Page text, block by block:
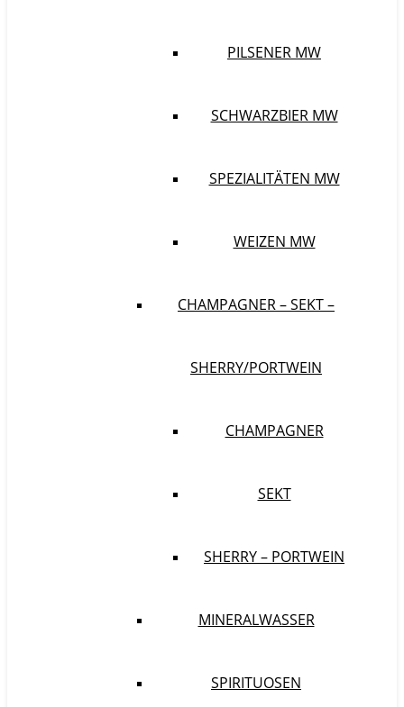
PILSENER MW
SCHWARZBIER MW
SPEZIALITÄTEN MW
WEIZEN MW
CHAMPAGNER – SEKT –
SHERRY/PORTWEIN
CHAMPAGNER
SEKT
SHERRY – PORTWEIN
MINERALWASSER
SPIRITUOSEN